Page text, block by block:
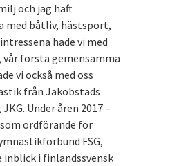
och jag haft
med båtliv, hästsport,
hade vi med
första gemensamma
vi också med oss
från Jakobstads
Under åren 2017 –
ordförande för
FSG,
inblick i finlandssvensk